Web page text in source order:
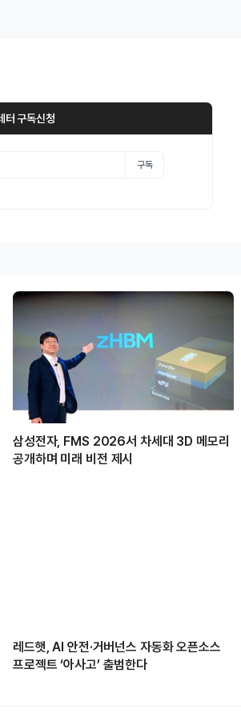
터 구독신청
구독
삼성전자, FMS 2026서 차세대 3D 메모리
공개하며 미래 비전 제시
레드햇, AI 안전·거버넌스 자동화 오픈소스
프로젝트 ‘아사고’ 출범한다